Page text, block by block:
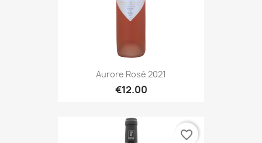
Aurore Rosé 2021
€12.00
favorite_border